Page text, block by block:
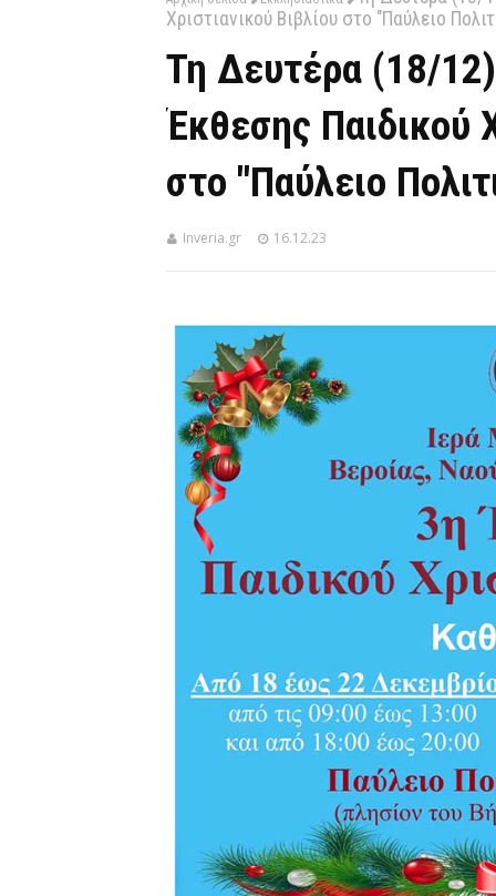
Χριστιανικού Βιβλίου στο "Παύλειο
Τη Δευτέρα (18/12)
Έκθεσης Παιδικού
στο "Παύλειο
Inveria.gr 16.12.23